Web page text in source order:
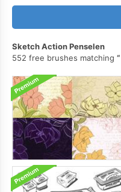
Sketch Action Penselen
552 free brushes matching